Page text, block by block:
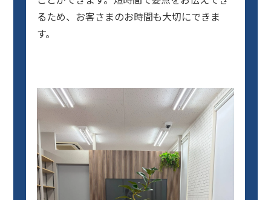
るため、お客さまのお時間も大切にできま
す。